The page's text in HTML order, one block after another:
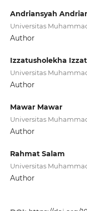
Andriansyah
Universitas
Author
Izzatusholekha
Universitas
Author
Mawar Mawar
Universitas
Author
Rahmat Salam
Universitas
Author